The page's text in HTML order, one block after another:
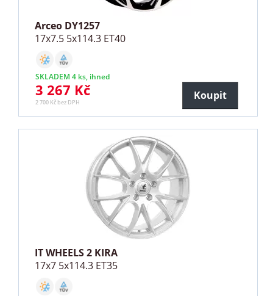
Arceo DY1257
17x7.5 5x114.3 ET40
SKLADEM 4 ks, ihned
3 267 Kč
2 700 Kč bez DPH
Koupit
IT WHEELS 2 KIRA
17x7 5x114.3 ET35